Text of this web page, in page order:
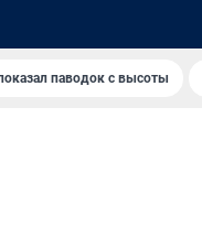
паводок с высоты